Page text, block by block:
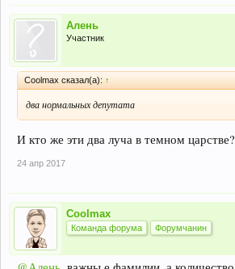
Алень
Участник
Coolmax сказал(а): ↑
два нормальных депутата
И кто же эти два луча в темном царстве?
24 апр 2017
Coolmax
Команда форума Форумчанин